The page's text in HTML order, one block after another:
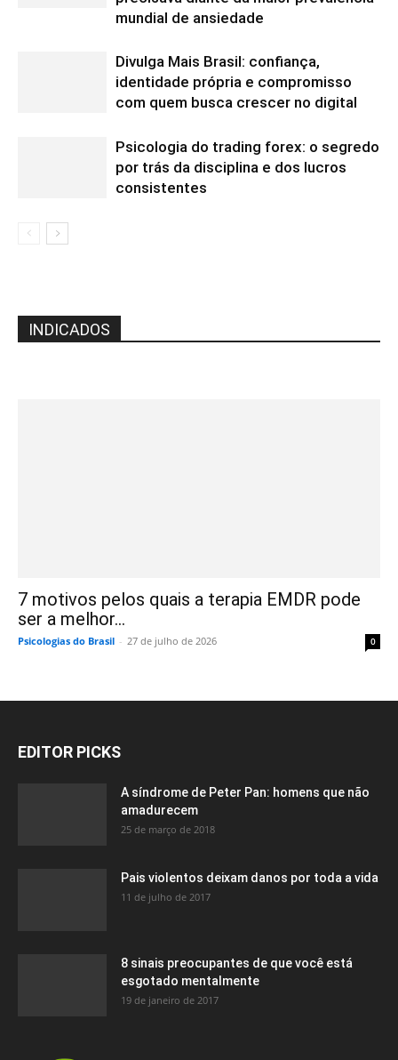
mundial de ansiedade
Divulga Mais Brasil: confiança,
identidade própria e compromisso
com quem busca crescer no digital
Psicologia do trading forex: o segredo
por trás da disciplina e dos lucros
consistentes
INDICADOS
7 motivos pelos quais a terapia EMDR pode
ser a melhor...
Psicologias do Brasil - 27 de julho de 2026 0
EDITOR PICKS
A síndrome de Peter Pan: homens que não
amadurecem
25 de março de 2018
Pais violentos deixam danos por toda a vida
11 de julho de 2017
8 sinais preocupantes de que você está
esgotado mentalmente
19 de janeiro de 2017